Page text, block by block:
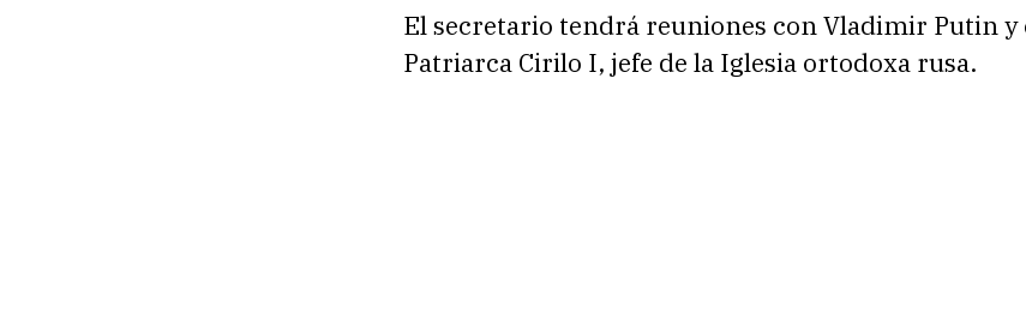
El secretario tendrá reuniones con Vladimir Putin y
Patriarca Cirilo I, jefe de la Iglesia ortodoxa rusa.